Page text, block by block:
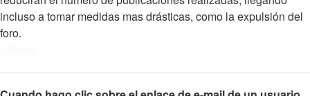
incluso a tomar medidas mas drásticas, como la expulsión del
foro.